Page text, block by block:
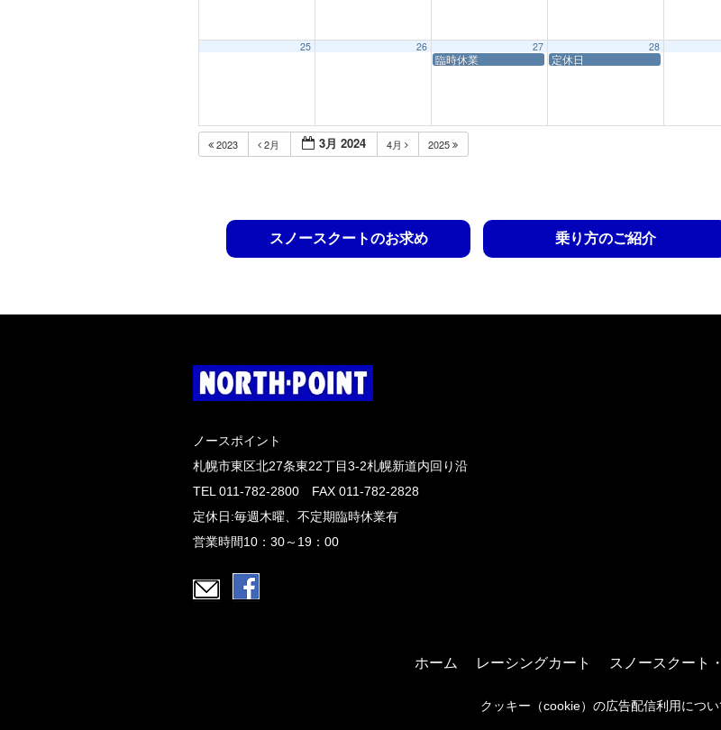
25 26 27
臨時休業
28
定休日
2023 2月 3月 2024 4月 2025
スノースクートのお求め 乗り方のご紹介
ノースポイント
札幌市東区北27条東22丁目3-2札幌新道内回り沿
TEL 011-782-2800 FAX 011-782-2828
定休日:毎週木曜、不定期臨時休業有
営業時間10：30～19：00
ホーム レーシングカート スノースクート
クッキー（cookie）の広告配信利用につい